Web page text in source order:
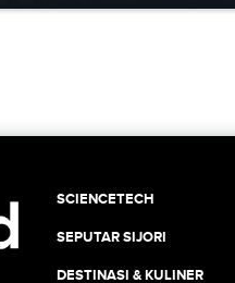
SCIENCETECH
SEPUTAR SIJORI
DESTINASI & KULINER